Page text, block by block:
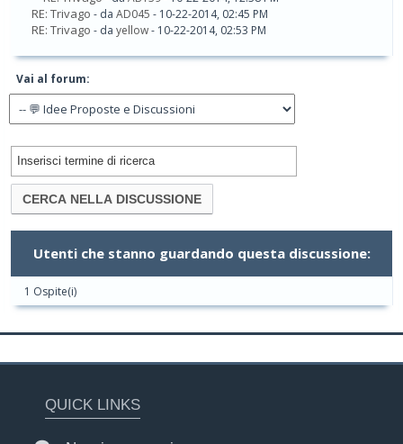
RE: Trivago - da AD045 - 10-22-2014, 02:45 PM
RE: Trivago - da yellow- 10-22-2014, 02:53 PM
Vai al forum:
Utenti che stanno guardando questa discussione:
1 Ospite(i)
QUICK LINKS